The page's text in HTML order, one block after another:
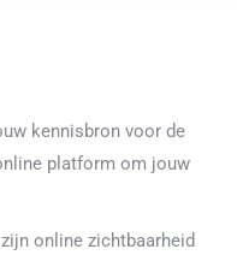
kennisbron voor de
platform om jouw
online zichtbaarheid